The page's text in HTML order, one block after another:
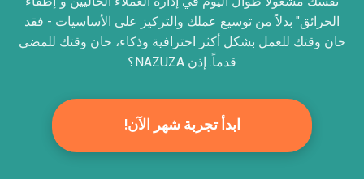
الحرائق" بدلاً من توسيع عملك والتركيز على الأساسيات - فقد
حان وقتك للعمل بشكل أكثر احترافية وذكاء، حان وقتك للمضي
قدماً. إذن NAZUZA؟
ابدأ تجربة شهر الآن!